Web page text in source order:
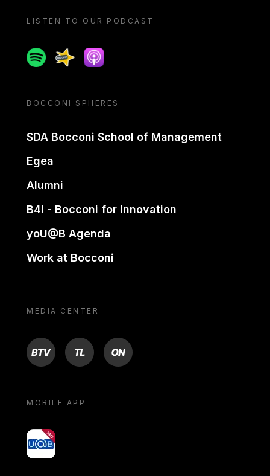
LISTEN TO OUR PODCAST
SpotifySpreakerApple podcast
BOCCONI SPHERES
SDA Bocconi School of Management
Egea
Alumni
B4i - Bocconi for innovation
yoU@B Agenda
Work at Bocconi
MEDIA CENTER
BTV TL ON
MOBILE APP
yoU@B